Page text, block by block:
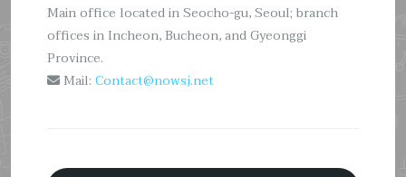
Main office located in Seocho-gu, Seoul; branch
offices in Incheon, Bucheon, and Gyeonggi
Province.
Mail: Contact@nowsj.net